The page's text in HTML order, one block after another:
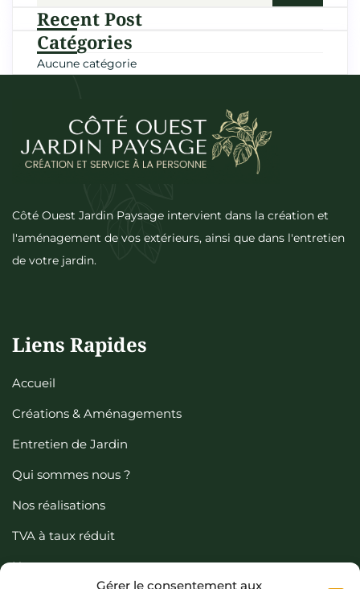
Gérer le consentement aux
Recent Post
Catégories
Aucune catégorie
Côté Ouest Jardin Paysage intervient dans la création et
l'aménagement de vos extérieurs, ainsi que dans l'entretien
de votre jardin.
Liens Rapides
Accueil
Créations & Aménagements
Entretien de Jardin
Qui sommes nous ?
Nos réalisations
TVA à taux réduit
Nous contacter